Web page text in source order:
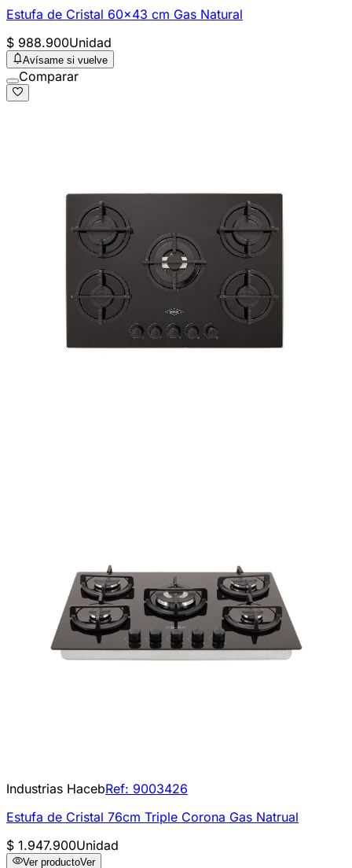
Estufa de Cristal 60x43 cm Gas Natural
$ 988.900Unidad
Avísame si vuelve
Comparar
Industrias HacebRef: 9003426
Estufa de Cristal 76cm Triple Corona Gas Natrual
$ 1.947.900Unidad
Ver productoVer